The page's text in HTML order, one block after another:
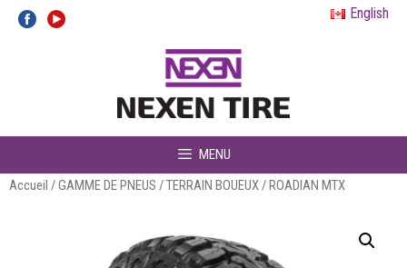
Aller
English
MENU
Accueil /GAMME DE PNEUS /TERRAIN BOUEUX / ROADIAN MTX